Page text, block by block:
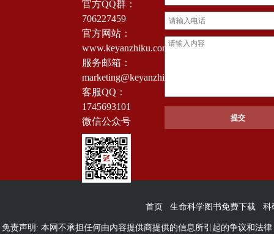
官方QQ群：
706227459
官方网站：
www.keyanzhiku.com
服务邮箱：
marketing@keyanzhiku.com
客服QQ：
1745693101
微信公众号
首页 生命科学图书免费下载 科
免责声明: 本网不承担任何由內容提供商提供的信息所引起的争议和法律